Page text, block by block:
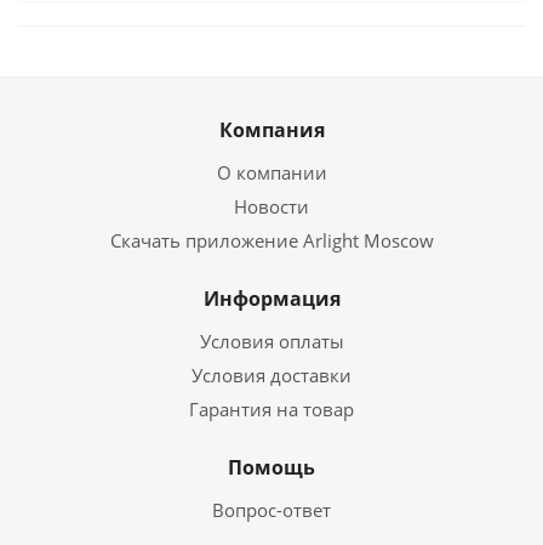
Компания
О компании
Новости
Скачать приложение Arlight Moscow
Информация
Условия оплаты
Условия доставки
Гарантия на товар
Помощь
Вопрос-ответ